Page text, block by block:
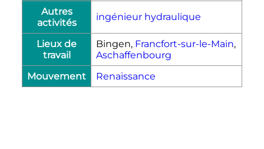
Autres
activités
ingénieur hydraulique
Lieux de
travail
Bingen, Francfort-sur-le-Main,
Aschaffenbourg
Mouvement
Renaissance